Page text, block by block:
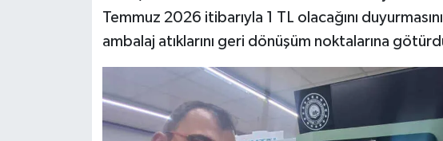
Temmuz 2026 itibarıyla 1 TL olacağını
ambalaj atıklarını geri dönüşüm noktalarına